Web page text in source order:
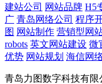
建站公司 网站品牌 H5
广 青岛网络公司 程序
图 网站制作 营销型网
robots 英文网站建设 微
优势 网站规划 海信网
青岛力图数字科技有限